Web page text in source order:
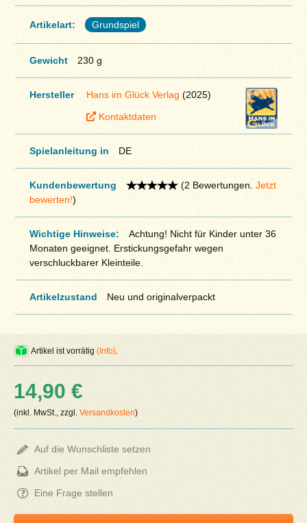
Artikelart: Grundspiel
Gewicht 230 g
Hersteller Hans im Glück Verlag (2025)
Kontaktdaten
Spielanleitung in DE
Kundenbewertung (2 Bewertungen. Jetzt
bewerten!)
Wichtige Hinweise:
Achtung! Nicht für Kinder unter 36
Monaten geeignet. Erstickungsgefahr wegen
verschluckbarer Kleinteile.
Artikelzustand Neu und originalverpackt
Artikel ist vorrätig(Info)
14,90 €
(inkl. MwSt., zzgl.Versandkosten)
Auf die Wunschliste setzen
Artikel per Mail empfehlen
Eine Frage stellen